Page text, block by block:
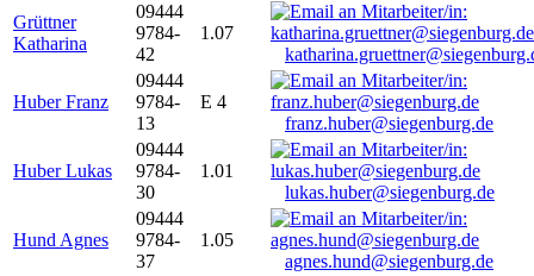
Grüttner
Katharina
09444
9784-
42
1.07
Huber Franz
09444
9784-
13
E 4
franz.huber@siegenburg.de
Huber Lukas
09444
9784-
30
1.01
lukas.huber@siegenburg.de
Hund Agnes
09444
9784-
37
1.05
agnes.hund@siegenburg.de